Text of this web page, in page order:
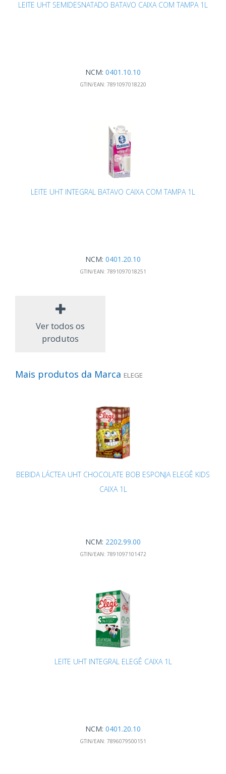
LEITE UHT SEMIDESNATADO BATAVO CAIXA COM TAMPA 1L
NCM: 0401.10.10
GTIN/EAN: 7891097018220
LEITE UHT INTEGRAL BATAVO CAIXA COM TAMPA 1L
NCM: 0401.20.10
GTIN/EAN: 7891097018251
Ver todos os
produtos
Mais produtos da Marca ELEGE
BEBIDA LÁCTEA UHT CHOCOLATE BOB ESPONJA ELEGÊ KIDS
CAIXA 1L
NCM: 2202.99.00
GTIN/EAN: 7891097101472
LEITE UHT INTEGRAL ELEGÊ CAIXA 1L
NCM: 0401.20.10
GTIN/EAN: 7896079500151